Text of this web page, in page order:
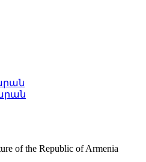
of the Republic of Armenia